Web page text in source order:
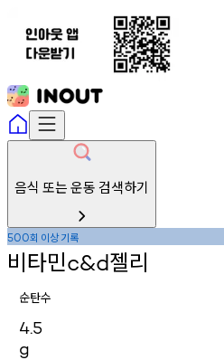
음식 또는 운동 검색하기
500회 이상기록
비타민c&d젤리
순탄수
4.5
g